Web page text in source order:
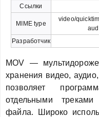
Ссылки
MIME type
video/
Разработчик
MOV —
хранения видео,
позволяет
отдельными
файла. Широко